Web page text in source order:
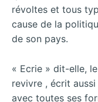
révoltes et tous
cause de la
de son pays.
« Ecrie » dit-elle,
revivre , écrit
avec toutes ses